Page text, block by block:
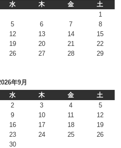
水 木 金
土
1
5 6 7
8
12 13 14
15
19 20 21
22
26 27 28
29
年9月
水 木 金
土
2 3 4
5
9 10 11
12
16 17 18
19
23 24 25
26
30